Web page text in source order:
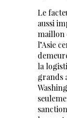
Le
aussi
maillon
l’Asie
la
grands